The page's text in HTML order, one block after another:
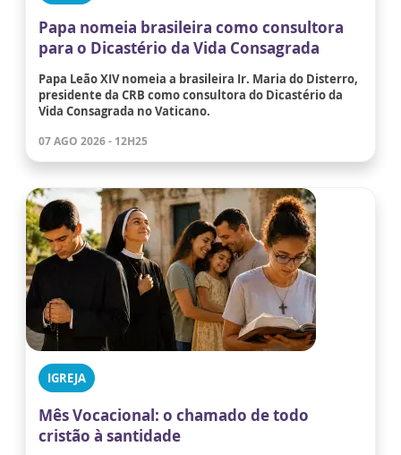
Papa nomeia brasileira como consultora
para o Dicastério da Vida Consagrada
Papa Leão XIV nomeia a brasileira Ir. Maria do Disterro,
presidente da CRB como consultora do Dicastério da
Vida Consagrada no Vaticano.
07 AGO 2026 - 12H25
IGREJA
Mês Vocacional: o chamado de todo
cristão à santidade